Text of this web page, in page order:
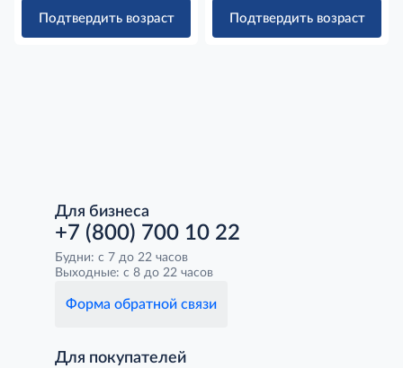
Подтвердить возраст Подтвердить возраст
Для бизнеса
+7 (800) 700 10 22
Будни: с 7 до 22 часов
Выходные: с 8 до 22 часов
Форма обратной связи
Для покупателей